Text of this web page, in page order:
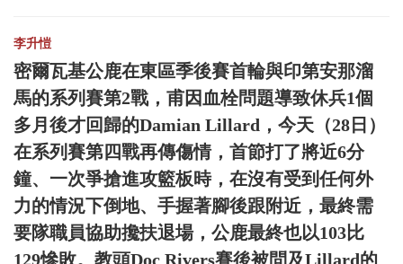
李升愷
密爾瓦基公鹿在東區季後賽首輪與印第安那溜
馬的系列賽第2戰，甫因血栓問題導致休兵1個
多月後才回歸的Damian Lillard，今天（28日）
在系列賽第四戰再傳傷情，首節打了將近6分
鐘、一次爭搶進攻籃板時，在沒有受到任何外
力的情況下倒地、手握著腳後跟附近，最終需
要隊職員協助攙扶退場，公鹿最終也以103比
129慘敗。教頭Doc Rivers賽後被問及Lillard的